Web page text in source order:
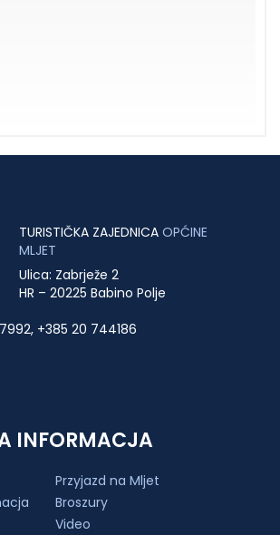
TURISTIČKA ZAJEDNICA OPĆINE
MLJET
Ulica: Zabrježe 2
HR – 20225 Babino Polje
+385 20 744186
INFORMACJA
Przyjazd na Mljet
Broszury
Video